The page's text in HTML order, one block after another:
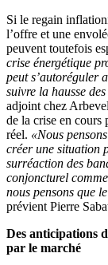
Si le regain
l’offre et une
peuvent toutefois
crise énergétique
peut s’autoréguler
suivre la hausse
adjoint chez
de la crise en cours
réel. «Nous
créer une situation
surréaction des
conjoncturel
nous pensons que
prévient Pierre
Des anticipations
par le marché